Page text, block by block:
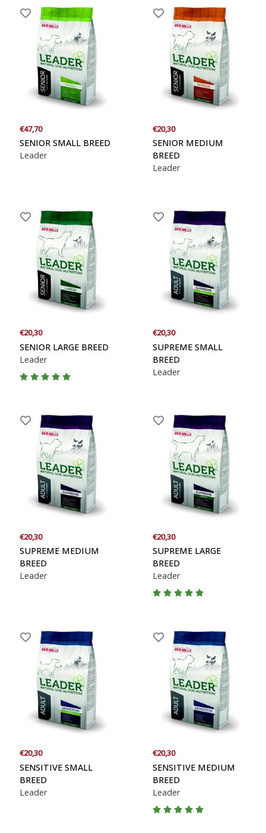
€47,70
SENIOR SMALL BREED
Leader
€20,30
SENIOR MEDIUM
BREED
Leader
€20,30
SENIOR LARGE BREED
Leader
€20,30
SUPREME SMALL
BREED
Leader
€20,30
SUPREME MEDIUM
BREED
Leader
€20,30
SUPREME LARGE
BREED
Leader
€20,30
SENSITIVE SMALL
BREED
Leader
€20,30
SENSITIVE MEDIUM
BREED
Leader